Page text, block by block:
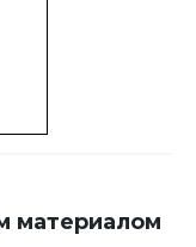
материалом